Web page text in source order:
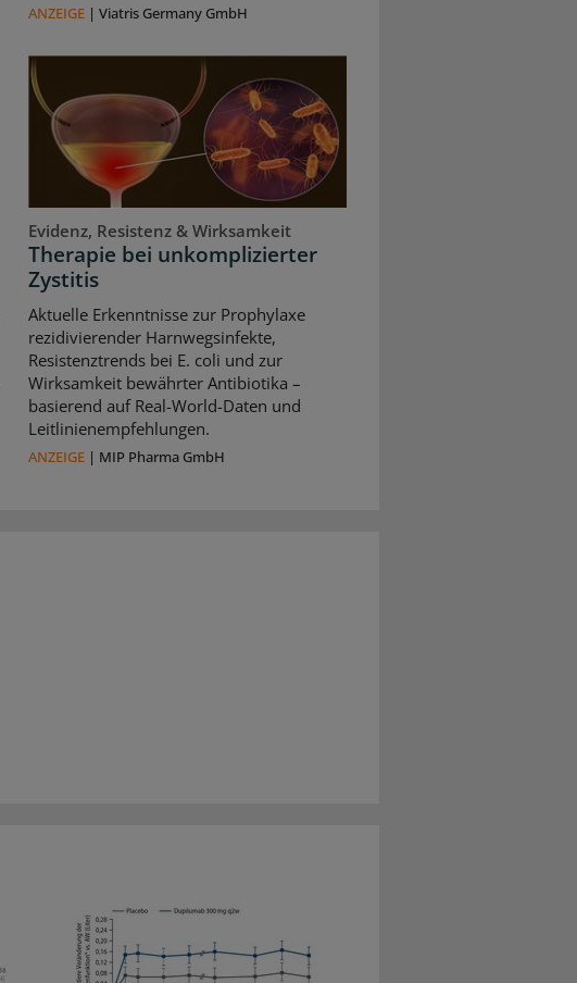
ANZEIGE| Viatris Germany GmbH
Evidenz, Resistenz & Wirksamkeit
Therapie bei unkomplizierter
Zystitis
Aktuelle Erkenntnisse zur Prophylaxe
rezidivierender Harnwegsinfekte,
Resistenztrends bei E. coli und zur
Wirksamkeit bewährter Antibiotika –
basierend auf Real-World-Daten und
Leitlinienempfehlungen.
ANZEIGE| MIP Pharma GmbH